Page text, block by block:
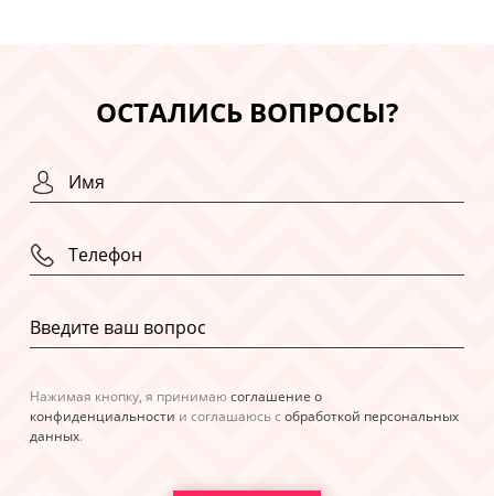
ОСТАЛИСЬ ВОПРОСЫ?
Нажимая кнопку, я принимаюсоглашение о
конфиденциальности и соглашаюсь с обработкой персональных
данных.